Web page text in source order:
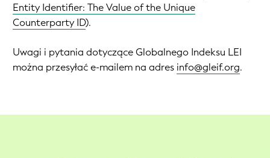
Entity Identifier: The Value of the Unique
Counterparty ID).
Uwagi i pytania dotyczące Globalnego Indeksu LEI
można przesyłać e-mailem na adres info@gleif.org.